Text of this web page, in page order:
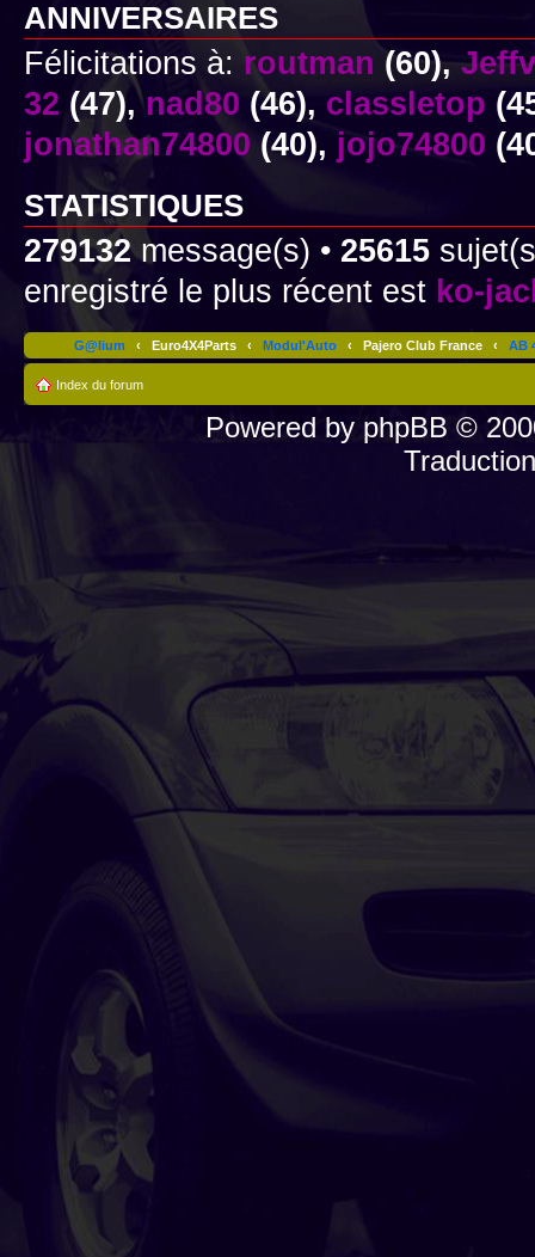
ANNIVERSAIRES
Félicitations à: routman (60),
32 (47),nad80 (46), classletop
jonathan74800 (40), jojo74800
STATISTIQUES
279132message(s) • 25615
enregistré le plus récent est ko-
G@lium ‹ Euro4X4Parts ‹ Modul'Auto ‹ Pajero Club France ‹ AB
Index du forum
Powered by phpBB ©